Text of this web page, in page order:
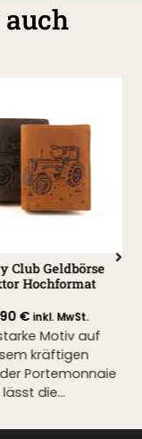
Club Geldbörse
Hochformat
€ inkl. MwSt.
Motiv auf
kräftigen
Portemonnaie
lässt die...